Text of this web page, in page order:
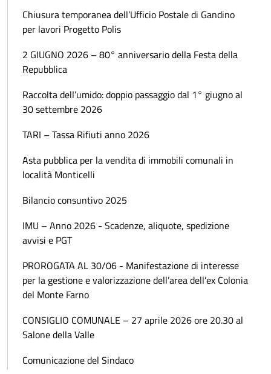
Chiusura temporanea dell’Ufficio Postale di Gandino
per lavori Progetto Polis
2 GIUGNO 2026 – 80° anniversario della Festa della
Repubblica
Raccolta dell’umido: doppio passaggio dal 1° giugno al
30 settembre 2026
TARI – Tassa Rifiuti anno 2026
Asta pubblica per la vendita di immobili comunali in
località Monticelli
Bilancio consuntivo 2025
IMU – Anno 2026 - Scadenze, aliquote, spedizione
avvisi e PGT
PROROGATA AL 30/06 - Manifestazione di interesse
per la gestione e valorizzazione dell’area dell’ex Colonia
del Monte Farno
CONSIGLIO COMUNALE – 27 aprile 2026 ore 20.30 al
Salone della Valle
Comunicazione del Sindaco